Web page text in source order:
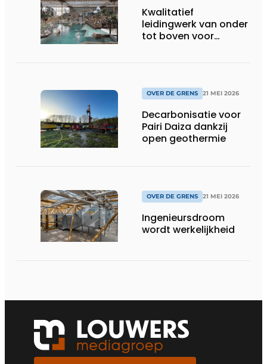
Kwalitatief
leidingwerk van onder
tot boven voor
OVER DE GRENS 21 MEI 2026
Decarbonisatie voor
Pairi Daiza dankzij
open geothermie
OVER DE GRENS 21 MEI 2026
Ingenieursdroom
wordt werkelijkheid